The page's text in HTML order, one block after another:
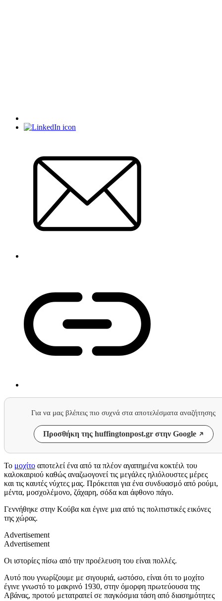
Για να μας βλέπεις πιο συχνά στα αποτελέσματα αναζήτησης
Προσθήκη της huffingtonpost.gr στην Google
Το μοχίτο αποτελεί ένα από τα πλέον αγαπημένα κοκτέιλ του
καλοκαιριού καθώς αναζωογονεί τις μεγάλες ηλιόλουστες μέρες
και τις καυτές νύχτες μας. Πρόκειται για ένα συνδυασμό από ρούμι,
μέντα, μοσχολέμονο, ζάχαρη, σόδα και άφθονο πάγο.
Γεννήθηκε στην Κούβα και έγινε μια από τις πολιτιστικές εικόνες
της χώρας.
Advertisement
Advertisement
Οι ιστορίες πίσω από την προέλευση του είναι πολλές.
Αυτό που γνωρίζουμε με σιγουριά, ωστόσο, είναι ότι το μοχίτο
έγινε γνωστό το μακρινό 1930, στην όμορφη πρωτεύουσα της
Αβάνας, προτού μετατραπεί σε παγκόσμια τάση από διασημότητες